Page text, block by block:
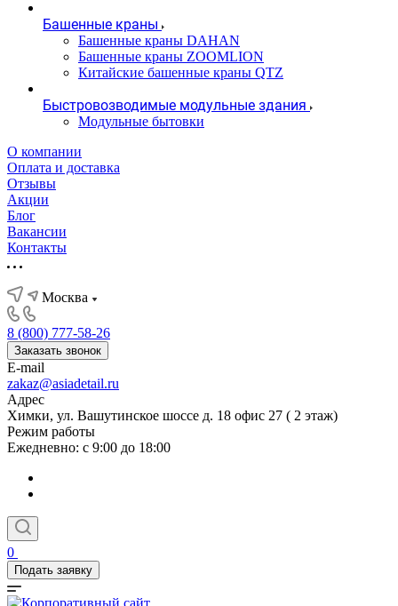
Башенные краны
Башенные краны DAHAN
Башенные краны ZOOMLION
Китайские башенные краны QTZ
Быстровозводимые модульные здания
Модульные бытовки
О компании
Оплата и доставка
Отзывы
Акции
Блог
Вакансии
Контакты
Москва
8 (800) 777-58-26
Заказать звонок
E-mail
zakaz@asiadetail.ru
Адрес
Химки, ул. Вашутинское шоссе д. 18 офис 27 ( 2 этаж)
Режим работы
Ежедневно: с 9:00 до 18:00
0
Подать заявку